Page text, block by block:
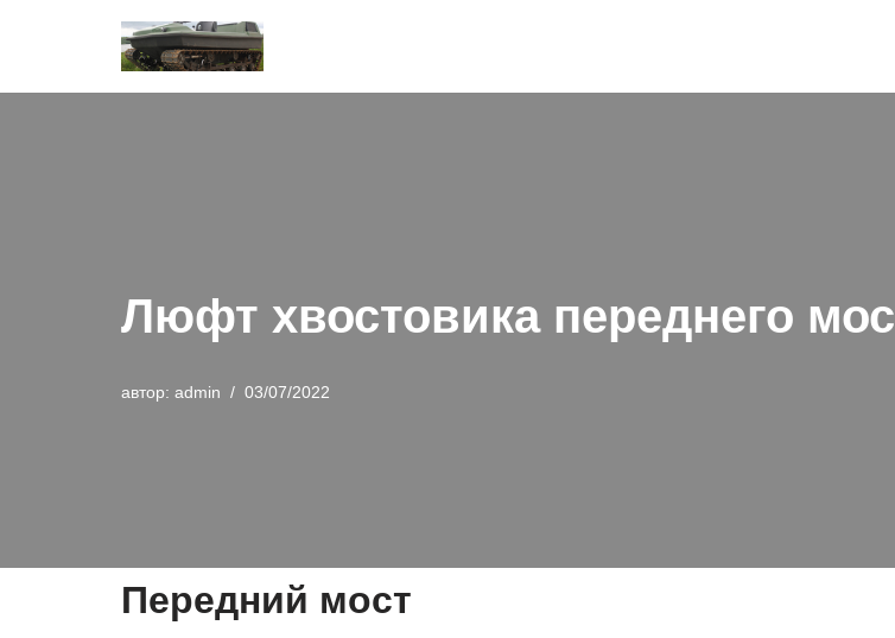
к
Люфт хвостовика переднего
автор: admin 03/07/2022
Передний мост